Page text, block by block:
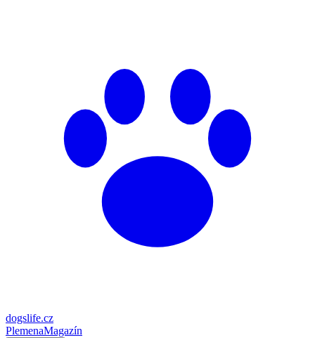
dogslife.cz
PlemenaMagazín